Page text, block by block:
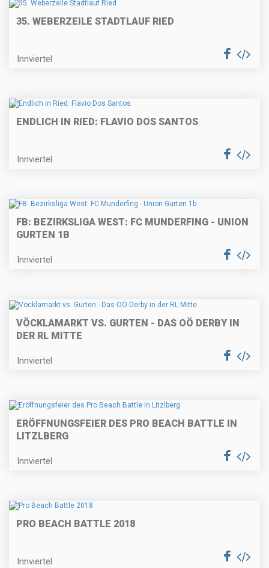
35. WEBERZEILE STADTLAUF RIED
Innviertel
ENDLICH IN RIED: FLAVIO DOS SANTOS
Innviertel
FB: BEZIRKSLIGA WEST: FC MUNDERFING - UNION
GURTEN 1B
Innviertel
VÖCKLAMARKT VS. GURTEN - DAS OÖ DERBY IN
DER RL MITTE
Innviertel
ERÖFFNUNGSFEIER DES PRO BEACH BATTLE IN
LITZLBERG
Innviertel
PRO BEACH BATTLE 2018
Innviertel